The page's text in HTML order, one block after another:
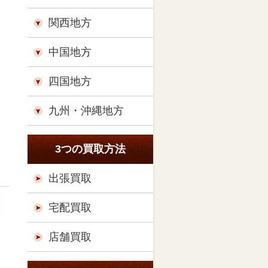
関西地方
中国地方
四国地方
九州・沖縄地方
3つの買取方法
出張買取
宅配買取
店舗買取